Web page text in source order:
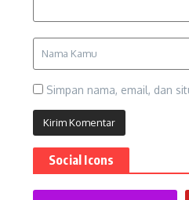
Simpan nama, email, dan
Social Icons